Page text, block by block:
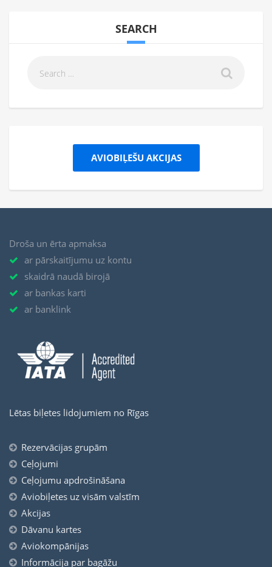
SEARCH
AVIOBIĻEŠU AKCIJAS
Droša un ērta apmaksa
ar pārskaitījumu uz kontu
skaidrā naudā birojā
ar bankas karti
ar banklink
Lētas biļetes lidojumiem no Rīgas
Rezervācijas grupām
Ceļojumi
Ceļojumu apdrošināšana
Aviobiļetes uz visām valstīm
Akcijas
Dāvanu kartes
Aviokompānijas
Informācija par bagāžu